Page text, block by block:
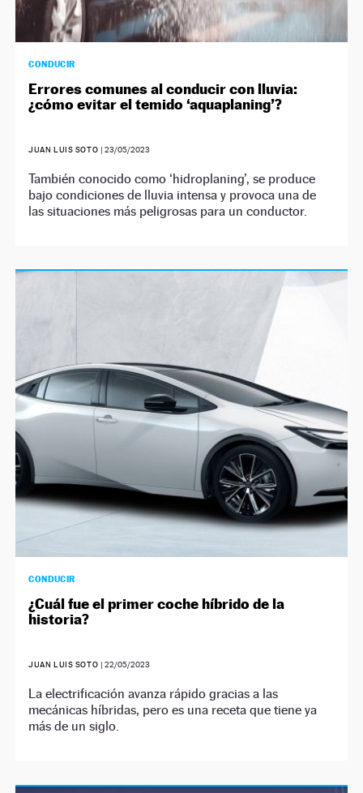
CONDUCIR
Errores comunes al conducir con lluvia:
¿cómo evitar el temido ‘aquaplaning’?
JUAN LUIS SOTO | 23/05/2023
También conocido como ‘hidroplaning’, se produce
bajo condiciones de lluvia intensa y provoca una de
las situaciones más peligrosas para un conductor.
CONDUCIR
¿Cuál fue el primer coche híbrido de la
historia?
JUAN LUIS SOTO | 22/05/2023
La electrificación avanza rápido gracias a las
mecánicas híbridas, pero es una receta que tiene ya
más de un siglo.